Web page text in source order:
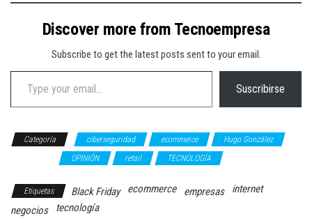
Discover more from Tecnoempresa
Subscribe to get the latest posts sent to your email.
Type your email…
Suscribirse
Categoría ciberseguridad ecommerce
Hugo González
OPINIÓN retail TECNOLOGÍA
Etiquetas Black Friday ecommerce empresas
internet
negocios
tecnología